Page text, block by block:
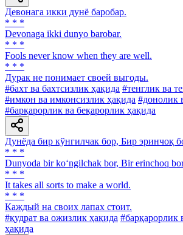
Девонага икки дунё баробар.
* * *
Devonaga ikki dunyo barobar.
* * *
Fools never know when they are well.
* * *
Дурак не понимает своей выгоды.
#бахт ва бахтсизлик ҳақида #тенглик ва
#имкон ва имконсизлик ҳақида #донолик
#барқарорлик ва беқарорлик ҳақида
Дунёда бир кўнгилчак бор, Бир эринчоқ
* * *
Dunyoda bir ko‘ngilchak bor, Bir erinchoq
* * *
It takes all sorts to make a world.
* * *
Каждый на своих лапах стоит.
#қудрат ва ожизлик ҳақида #барқарорлик
ҳақида